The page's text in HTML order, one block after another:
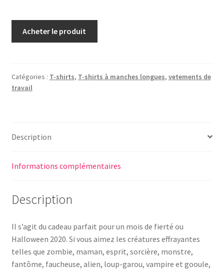
Acheter le produit
Catégories : T-shirts, T-shirts à manches longues, vetements de
travail
Description
Informations complémentaires
Description
Il s’agit du cadeau parfait pour un mois de fierté ou
Halloween 2020. Si vous aimez les créatures effrayantes
telles que zombie, maman, esprit, sorcière, monstre,
fantôme, faucheuse, alien, loup-garou, vampire et gooule,